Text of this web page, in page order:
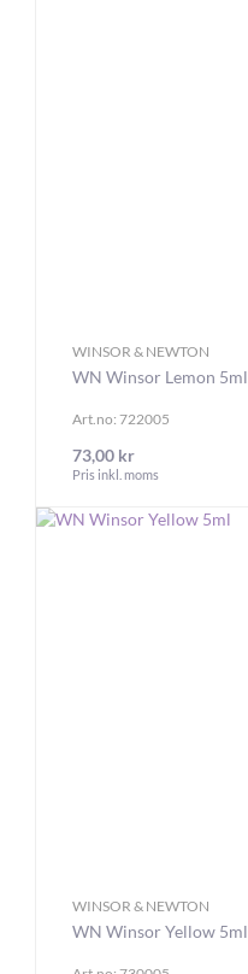
WINSOR & NEWTON
WN Winsor Lemon 5ml
Art.no: 722005
73,00 kr
Pris inkl. moms
WINSOR & NEWTON
WN Winsor Yellow 5ml